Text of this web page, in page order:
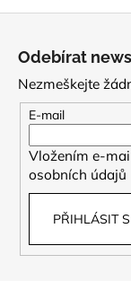
Odebírat
Nezmeškejte
E-mail
Vložením e-
osobních údajů
PŘIHLÁSIT